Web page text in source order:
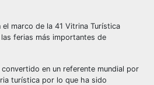
marco de la 41 Vitrina Turística
ferias más importantes de
convertido en un referente mundial por
turística por lo que ha sido